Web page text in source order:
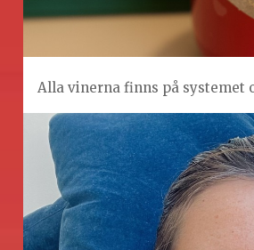
Alla vinerna finns på systemet